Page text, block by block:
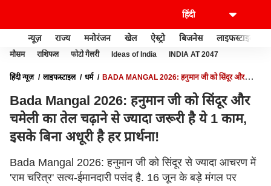
न्यूज़ राज्य मनोरंजन खेल ऐस्ट्रो बिजनेस लाइफस्टाइल
मौसम राशिफल फोटो गैलरी Ideas of India INDIA AT 2047
हिंदी न्यूज़ लाइफस्टाइल धर्म
BADA MANGAL 2026: हनुमान जी को सिंदूर और
Bada Mangal 2026: हनुमान जी को सिंदूर और
चमेली का तेल चढ़ाने से ज्यादा जरूरी है ये 1 काम,
इसके बिना अधूरी है हर प्रार्थना!
Bada Mangal 2026: हनुमान जी को सिंदूर से ज्यादा आचरण में
'राम चरित्र' सत्य-ईमानदारी पसंद है. 16 जून के बड़े मंगल पर